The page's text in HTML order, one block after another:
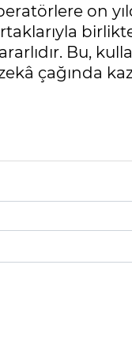
on
Bu,
çağında